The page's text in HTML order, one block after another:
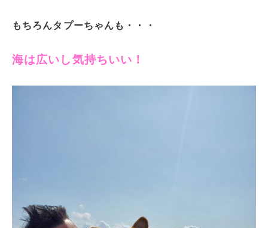
もちろんタプーちゃんも・・・
海は広いし気持ちいい！